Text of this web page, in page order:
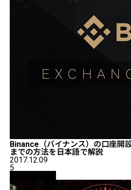
Binance（バイナンス）の口座開
までの方法を日本語で解説
2017.12.09
5